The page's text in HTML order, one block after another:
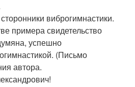
виброгимнастики.
примера свидетельство
успешно
(Письмо
автора.